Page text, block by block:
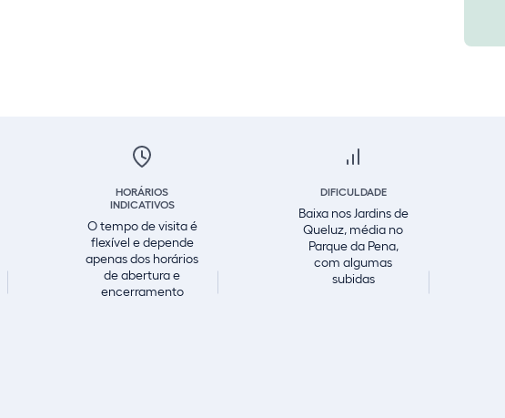
HORÁRIOS
INDICATIVOS
O tempo de visita é
flexível e depende
apenas dos horários
de abertura e
encerramento
DIFICULDADE
Baixa nos Jardins de
Queluz, média no
Parque da Pena,
com algumas
subidas